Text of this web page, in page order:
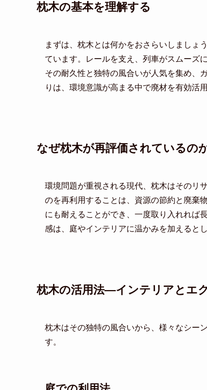
枕木の基本を理解する
まずは、枕木とは何かをおさらいしましょ
ています。レールを支え、列車がスムーズ
その耐久性と独特の風合いが人気を集め、
りは、環境意識が高まる中で廃材を有効活
なぜ枕木が再評価されているの
環境問題が重視される現代、枕木はそのリ
のを再利用することは、資源の節約と廃棄
にも耐えることができ、一度取り入れれば
感は、庭やインテリアに温かみを加えると
枕木の活用法―インテリアとエ
枕木はその独特の風合いから、様々なシー
す。